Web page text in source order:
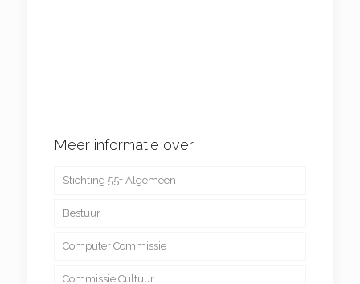
Meer informatie over
Stichting 55+ Algemeen
Bestuur
Computer Commissie
Computer educatie
Commissie Cultuur